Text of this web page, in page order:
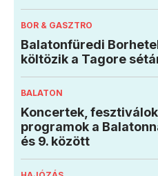
BOR & GASZTRO
Balatonfüredi
költözik a Tagore
BALATON
Koncertek,
programok a
és 9. között